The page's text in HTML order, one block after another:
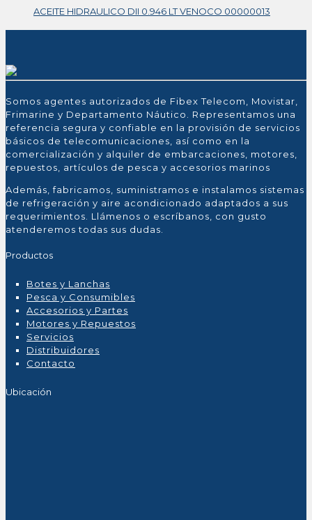
ACEITE HIDRAULICO DII 0.946 LT VENOCO 00000013
Somos agentes autorizados de Fibex Telecom, Movistar,
Frimarine y Departamento Náutico. Representamos una
referencia segura y confiable en la provisión de servicios
básicos de telecomunicaciones, así como en la
comercialización y alquiler de embarcaciones, motores,
repuestos, artículos de pesca y accesorios marinos
Además, fabricamos, suministramos e instalamos sistemas
de refrigeración y aire acondicionado adaptados a sus
requerimientos. Llámenos o escríbanos, con gusto
atenderemos todas sus dudas.
Productos
Botes y Lanchas
Pesca y Consumibles
Accesorios y Partes
Motores y Repuestos
Servicios
Distribuidores
Contacto
Ubicación